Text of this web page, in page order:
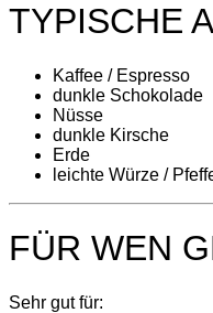
TYPISCHE
Kaffee / Espresso
dunkle Schokolade
Nüsse
dunkle Kirsche
Erde
leichte Würze /
FÜR WEN
Sehr gut für: